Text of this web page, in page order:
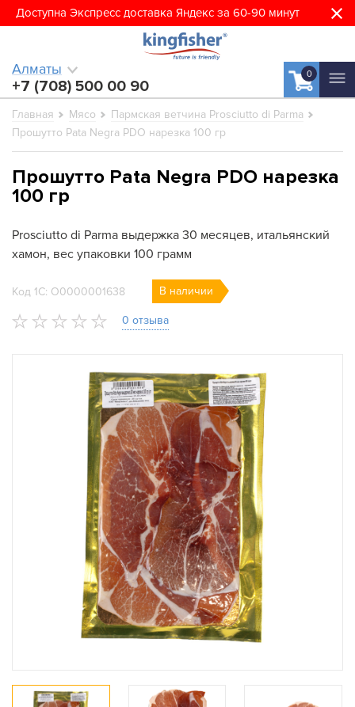
Доступна Экспресс доставка Яндекс за 60-90 минут
0
Алматы
+7 (708) 500 00 90
Главная Мясо
Пармская ветчина Prosciutto di Parma
Прошутто Pata Negra PDO нарезка 100 гр
Прошутто Pata Negra PDO нарезка
100 гр
Prosciutto di Parma выдержка 30 месяцев, итальянский
хамон, вес упаковки 100 грамм
Код 1С: О0000001638 В наличии
0 отзыва